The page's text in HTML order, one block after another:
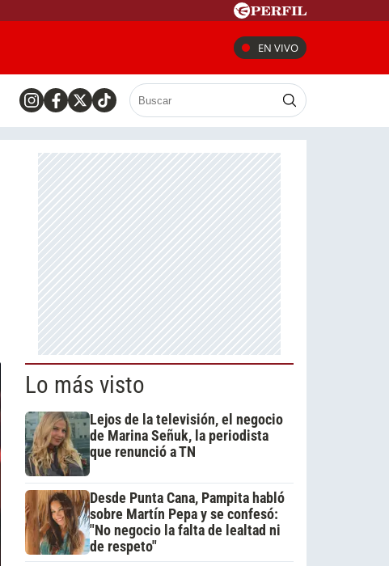
EN VIVO
Lo más visto
Lejos de la televisión, el negocio
de Marina Señuk, la periodista
que renunció a TN
Desde Punta Cana, Pampita habló
sobre Martín Pepa y se confesó:
"No negocio la falta de lealtad ni
de respeto"